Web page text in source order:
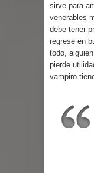
sirve para
venerables
debe tener
regrese en
todo,
pierde
vampiro